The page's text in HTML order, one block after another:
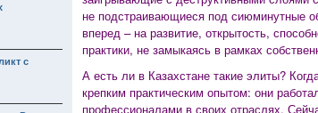
не подстраивающиеся под сиюминутные
вперед – на развитие, открытость,
практики, не замыкаясь в рамках
А есть ли в Казахстане такие элиты?
крепким практическим опытом: они
профессионалами в своих отраслях.
с